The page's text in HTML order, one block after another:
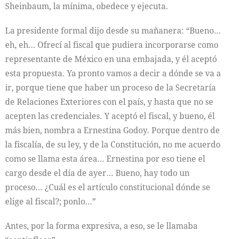
Sheinbaum, la mínima, obedece y ejecuta.
La presidente formal dijo desde su mañanera: “Bueno…
eh, eh… Ofrecí al fiscal que pudiera incorporarse como
representante de México en una embajada, y él aceptó
esta propuesta. Ya pronto vamos a decir a dónde se va a
ir, porque tiene que haber un proceso de la Secretaría
de Relaciones Exteriores con el país, y hasta que no se
acepten las credenciales. Y aceptó el fiscal, y bueno, él
más bien, nombra a Ernestina Godoy. Porque dentro de
la fiscalía, de su ley, y de la Constitución, no me acuerdo
como se llama esta área… Ernestina por eso tiene el
cargo desde el día de ayer… Bueno, hay todo un
proceso… ¿Cuál es el artículo constitucional dónde se
elige al fiscal?; ponlo…”
Antes, por la forma expresiva, a eso, se le llamaba